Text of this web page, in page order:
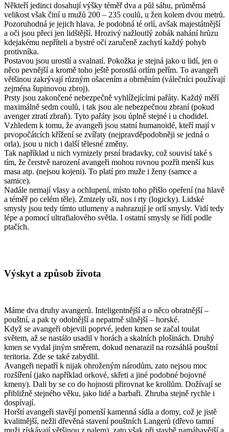
Někteří jedinci dosahují výšky téměř dva a půl sáhu, průměrná
velikost však činí u mužů 200 – 235 coulů, u žen kolem dvou metrů.
Pozoruhodná je jejich hlava. Je podobná té orlí, avšak majestátnější
a oči jsou přeci jen lidštější. Hrozivý nažloutlý zobák nahání hrůzu
kdejakému nepříteli a bystré oči zaručeně zachytí každý pohyb
protivníka.
Postavou jsou urostlí a svalnatí. Pokožka je stejná jako u lidí, jen o
něco pevnější a kromě toho ještě porostlá orlím peřím. To avangeři
většinou zakrývají různým ošacením a obrněním (válečníci používají
zejména šupinovou zbroj).
Prsty jsou zakončené nebezpečně vyhlížejícími pařáty. Každý měří
maximálně sedm coulů, i tak jsou ale nebezpečnou zbraní (pokud
avenger ztratí zbraň). Tyto pařáty jsou úplně stejné i u chodidel.
Vzhledem k tomu, že avangeři jsou statní humanoidé, kteří mají v
prvopočátcích křížení se zvířaty (nejpravděpodobněji se jedná o
orla), jsou u nich i další tělesné změny.
Tak například u nich vymizely prsní bradavky, což souvisí také s
tím, že čerstvě narození avangeři mohou rovnou pozřít menší kus
masa atp. (nejsou kojeni). To platí pro muže i ženy (samce a
samice).
Nadále nemají vlasy a ochlupení, místo toho přišlo opeření (na hlavě
a téměř po celém těle). Zmizely uši, nos i rty (logicky). Lidské
smysly jsou tedy tímto utlumeny a nahrazují je orlí smysly. Vidí tedy
lépe a pomocí ultrafialového světla. I ostatní smysly se řídí podle
ptačích.
Výskyt a způsob života
Máme dva druhy avangerů. Inteligentnější a o něco obratnější –
pouštní, a pak ty odolnější a nepatrně silnější – horské.
Když se avangeři objevili poprvé, jeden kmen se začal toulat
světem, až se nastálo usadil v horách a skalních plošinách. Druhý
kmen se vydal jiným směrem, dokud nenarazil na rozsáhlá pouštní
teritoria. Zde se také zabydlil.
Avangeři nepatří k nijak ohroženým národům, zato nejsou moc
rozšíření (jako například orkové, skřeti a jiné podobné bojovné
kmeny). Dali by se co do hojnosti přirovnat ke krollům. Dožívají se
přibližně stejného věku, jako lidé a barbaři. Zhruba stejně rychle i
dospívají.
Horští avangeři stavějí pomenší kamenná sídla a domy, což je jistě
kvalitnější, nežli dřevěná stavení pouštních Langerů (dřevo tamní